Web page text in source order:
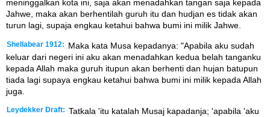
meninggalkan kota ini, saja akan menadahkan tangan saja kepada
Jahwe, maka akan berhentilah guruh itu dan hudjan es tidak akan
turun lagi, supaja engkau ketahui bahwa bumi ini milik Jahwe.
Shellabear 1912:
Maka kata Musa kepadanya: "Apabila aku sudah
keluar dari negeri ini aku akan menadahkan kedua belah tanganku
kepada Allah maka guruh itupun akan berhenti dan hujan batupun
tiada lagi supaya engkau ketahui bahwa bumi ini milik kepada Allah
juga.
Leydekker Draft: Tatkala 'itu katalah Musaj kapadanja; 'apabila 'aku